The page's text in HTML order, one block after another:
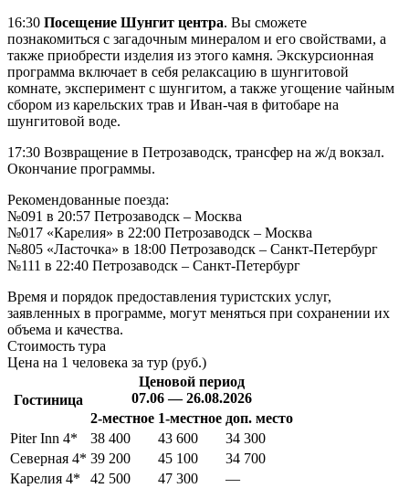
16:30 Посещение Шунгит центра. Вы сможете
познакомиться с загадочным минералом и его свойствами, а
также приобрести изделия из этого камня. Экскурсионная
программа включает в себя релаксацию в шунгитовой
комнате, эксперимент с шунгитом, а также угощение чайным
сбором из карельских трав и Иван-чая в фитобаре на
шунгитовой воде.
17:30 Возвращение в Петрозаводск, трансфер на ж/д вокзал.
Окончание программы.
Рекомендованные поезда:
№091 в 20:57 Петрозаводск – Москва
№017 «Карелия» в 22:00 Петрозаводск – Москва
№805 «Ласточка» в 18:00 Петрозаводск – Санкт-Петербург
№111 в 22:40 Петрозаводск – Санкт-Петербург
Время и порядок предоставления туристских услуг,
заявленных в программе, могут меняться при сохранении их
объема и качества.
Стоимость тура
Цена на 1 человека за тур (руб.)
Гостиница
Ценовой период
07.06 — 26.08.2026
2-местное 1-местное доп. место
Piter Inn 4*
38 400 43 600
34 300
Северная 4* 39 200 45 100
34 700
Карелия 4*
42 500 47 300
—